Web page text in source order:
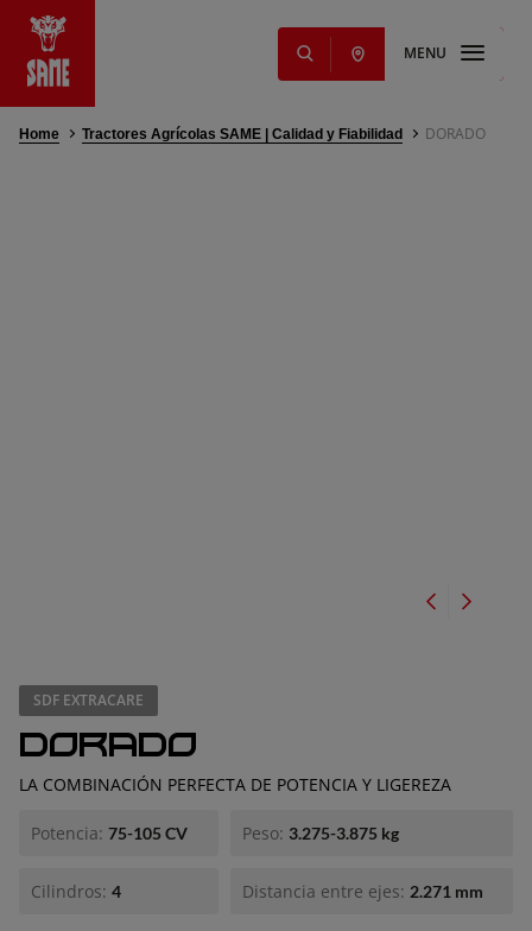
MENU
Home Tractores Agrícolas SAME | Calidad y Fiabilidad DORADO
SDF EXTRACARE
DORADO
LA COMBINACIÓN PERFECTA DE POTENCIA Y LIGEREZA
Potencia: 75-105 CV Peso: 3.275-3.875 kg
Cilindros: 4 Distancia entre ejes: 2.271 mm